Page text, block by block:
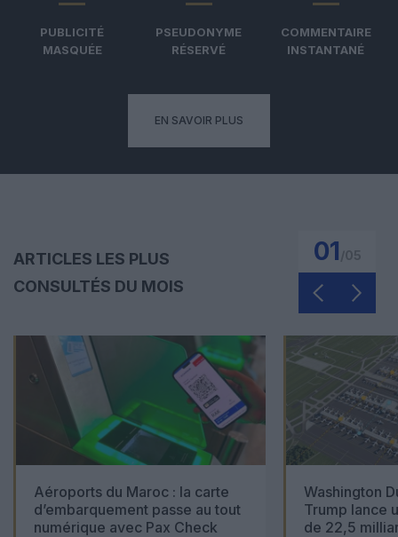
PUBLICITÉ
MASQUÉE
PSEUDONYME
RÉSERVÉ
COMMENTAIRE
INSTANTANÉ
EN SAVOIR PLUS
ARTICLES LES PLUS
CONSULTÉS DU MOIS
01
Aéroports du Maroc : la carte
d’embarquement passe au tout
numérique avec Pax Check
Washington
Trump lance
de 22,5